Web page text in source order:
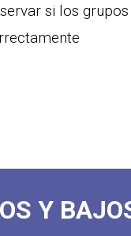
si los
Y